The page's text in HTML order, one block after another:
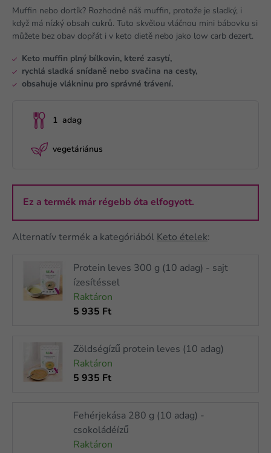
Muffin nebo dortík? Rozhodně náš muffin, protože je sladký, i
když má nízký obsah cukrů. Tuto skvělou vláčnou mini bábovku si
můžete bez obav dopřát i v keto dietě nebo jako low carb dezert.
Keto muffin plný bílkovin, které zasytí,
rychlá sladká snídaně nebo svačina na cesty,
obsahuje vlákninu pro správné trávení.
1 adag
vegetáriánus
Ez a termék már régebb óta elfogyott.
Alternatív termék a kategóriából Keto ételek:
Protein leves 300 g (10 adag) - sajt
ízesítéssel
Raktáron
5 935 Ft
Zöldségízű protein leves (10 adag)
Raktáron
5 935 Ft
Fehérjekása 280 g (10 adag) -
csokoládéízű
Raktáron